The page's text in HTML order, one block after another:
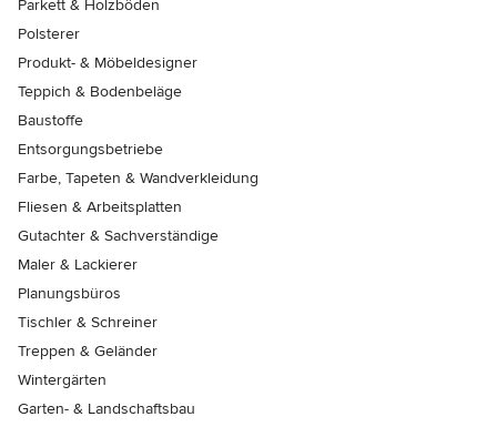
Parkett & Holzböden
Polsterer
Produkt- & Möbeldesigner
Teppich & Bodenbeläge
Baustoffe
Entsorgungsbetriebe
Farbe, Tapeten & Wandverkleidung
Fliesen & Arbeitsplatten
Gutachter & Sachverständige
Maler & Lackierer
Planungsbüros
Tischler & Schreiner
Treppen & Geländer
Wintergärten
Garten- & Landschaftsbau